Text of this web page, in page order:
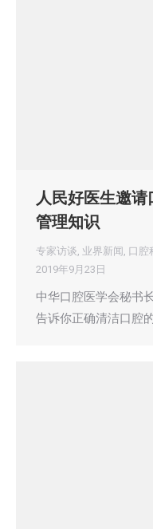
人民好医生邀
管理知识
专家访谈, 业界新闻 , 口腔
2019年9月23日
中华口腔医学会秘书
告诉你正确清洁口腔的